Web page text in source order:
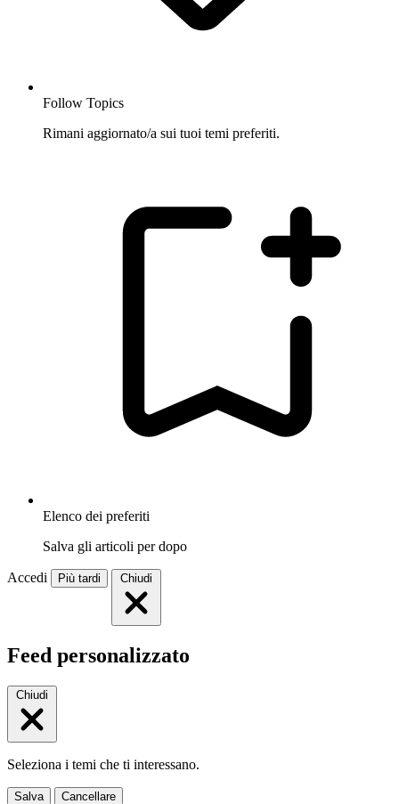
Follow Topics
Rimani aggiornato/a sui tuoi temi preferiti.
Elenco dei preferiti
Salva gli articoli per dopo
Accedi Più tardi Chiudi
Feed personalizzato
Chiudi
Seleziona i temi che ti interessano.
Salva Cancellare